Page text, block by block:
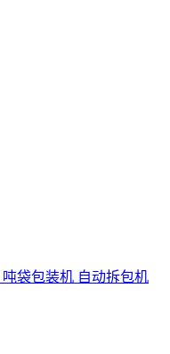
吨袋包装机 自动拆包机